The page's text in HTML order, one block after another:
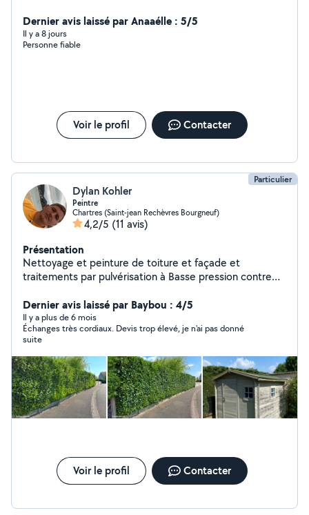
autre - débarras de cave ou garage - montage de
meubles - enlèvement déchets verts - peinture Je peux
venir seul ou accompagné d'un ami ou tout types de
Dernier avis laissé par Anaaélle : 5/5
Il y a 8 jours
Personne fiable
Voir le profil Contacter
Particulier
Dylan Kohler
Peintre
Chartres (Saint-jean Rechèvres Bourgneuf)
4,2/5 (11 avis)
Présentation
Nettoyage et peinture de toiture et façade et
traitements par pulvérisation à Basse pression contre
d'infiltration des eaux -rénovation des courtière en tout
genre est cheminée Votre maison vous protège
protégez-la Pour un un prix très étudié offrez vous à
votre habitation un ravalement ou traitements de
toiture en tout genre
Dernier avis laissé par Baybou : 4/5
Il y a plus de 6 mois
Échanges très cordiaux. Devis trop élevé, je n'ai pas donné
suite
Voir le profil Contacter